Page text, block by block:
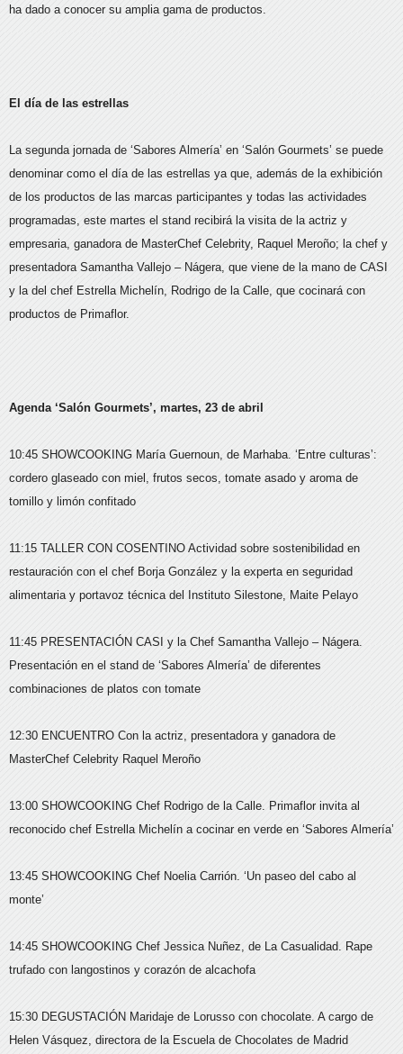
ha dado a conocer su amplia gama de productos.
El día de las estrellas
La segunda jornada de ‘Sabores Almería’ en ‘Salón Gourmets’ se puede
denominar como el día de las estrellas ya que, además de la exhibición
de los productos de las marcas participantes y todas las actividades
programadas, este martes el stand recibirá la visita de la actriz y
empresaria, ganadora de MasterChef Celebrity, Raquel Meroño; la chef y
presentadora Samantha Vallejo – Nágera, que viene de la mano de CASI
y la del chef Estrella Michelín, Rodrigo de la Calle, que cocinará con
productos de Primaflor.
Agenda ‘Salón Gourmets’, martes, 23 de abril
10:45 SHOWCOOKING María Guernoun, de Marhaba. ‘Entre culturas’:
cordero glaseado con miel, frutos secos, tomate asado y aroma de
tomillo y limón confitado
11:15 TALLER CON COSENTINO Actividad sobre sostenibilidad en
restauración con el chef Borja González y la experta en seguridad
alimentaria y portavoz técnica del Instituto Silestone, Maite Pelayo
11:45 PRESENTACIÓN CASI y la Chef Samantha Vallejo – Nágera.
Presentación en el stand de ‘Sabores Almería’ de diferentes
combinaciones de platos con tomate
12:30 ENCUENTRO Con la actriz, presentadora y ganadora de
MasterChef Celebrity Raquel Meroño
13:00 SHOWCOOKING Chef Rodrigo de la Calle. Primaflor invita al
reconocido chef Estrella Michelín a cocinar en verde en ‘Sabores Almería’
13:45 SHOWCOOKING Chef Noelia Carrión. ‘Un paseo del cabo al
monte’
14:45 SHOWCOOKING Chef Jessica Nuñez, de La Casualidad. Rape
trufado con langostinos y corazón de alcachofa
15:30 DEGUSTACIÓN Maridaje de Lorusso con chocolate. A cargo de
Helen Vásquez, directora de la Escuela de Chocolates de Madrid